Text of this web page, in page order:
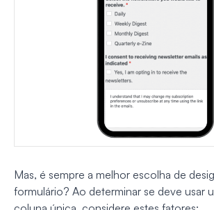
Mas, é sempre a melhor escolha de
formulário? Ao determinar se deve usar